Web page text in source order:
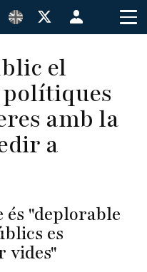
Menú
de
usuario
el
amb la
a
"deplorable
es
vides"